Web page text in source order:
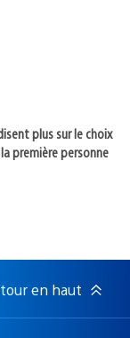
plus sur le choix
première personne
en haut